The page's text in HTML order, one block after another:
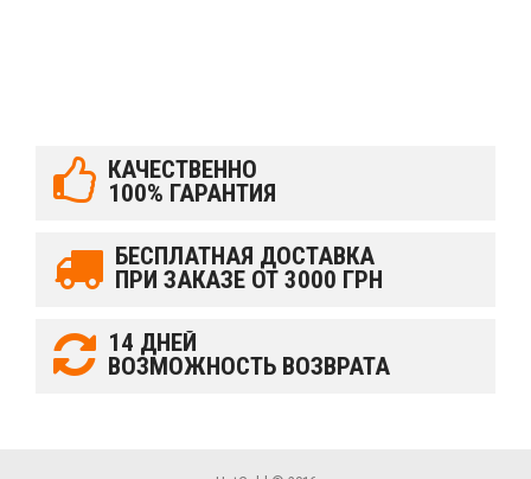
КАЧЕСТВЕННО
100% ГАРАНТИЯ
БЕСПЛАТНАЯ ДОСТАВКА
ПРИ ЗАКАЗЕ ОТ 3000 ГРН
14 ДНЕЙ
ВОЗМОЖНОСТЬ ВОЗВРАТА